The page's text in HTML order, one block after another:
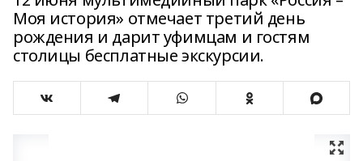
Моя история» отмечает третий день
рождения и дарит уфимцам и гостям
столицы бесплатные экскурсии.